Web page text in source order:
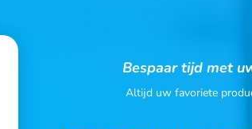
Bespaar tijd met
Altijd uw favoriete